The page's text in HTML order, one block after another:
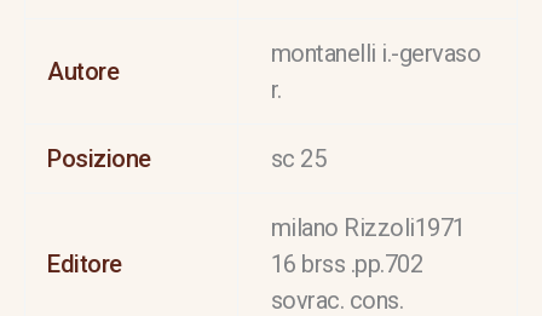
Autore
montanelli i.-gervaso
r.
Posizione sc 25
Editore
milano Rizzoli1971
16 brss .pp.702
sovrac. cons.